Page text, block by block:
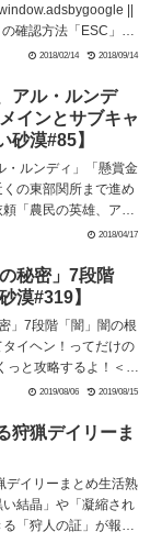
||
確認方法「ESC」キ
枠）を選ぶまたはBキ
引所に登録した物品
が来ていることに驚き
2018/02/14 2018/09/14
アル・ルンデ
インとサブキャ
砂漠#85】
ルンディ」「懸賞金
の東部関所まで進め
「農民の英雄、ア
1キャラにつき 1つしか
関連：称号を集める
||
2018/04/17
秘密」7段階
漠#319】
」7段階「闇」闇の根
イヘン！ってだけの
っと攻略するよ！＜
＞1段階「火」火の根
地」大地の根源6段階
の根源 8段階「光」
2019/08/06 2019/08/15
狩猟デイリーま
イリーまとめ生活熟
結晶」や「凝縮され
「狩人の証」が報酬